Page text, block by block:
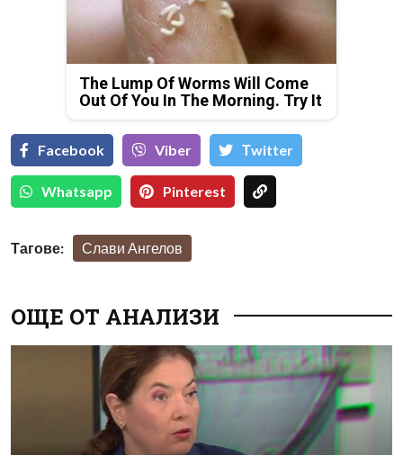
The Lump Of Worms Will Come
Out Of You In The Morning. Try It
Facebook Viber Тwitter
Whatsapp Pinterest
Тагове: Слави Ангелов
ОЩЕ ОТ АНАЛИЗИ